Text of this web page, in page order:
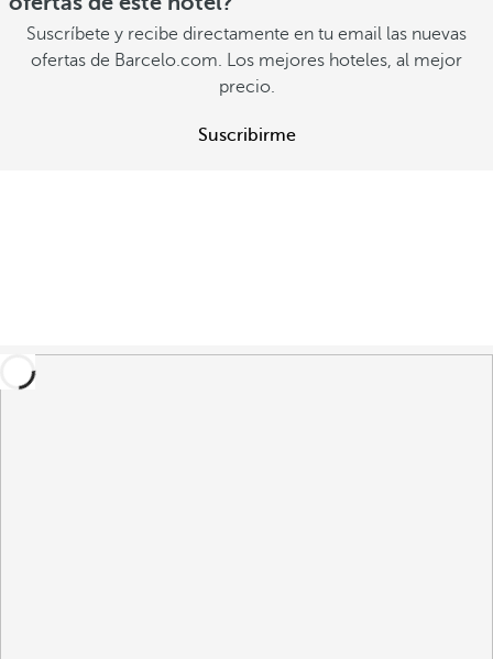
Suscríbete y recibe directamente en tu email las nuevas
ofertas de Barcelo.com. Los mejores hoteles, al mejor
precio.
Suscribirme